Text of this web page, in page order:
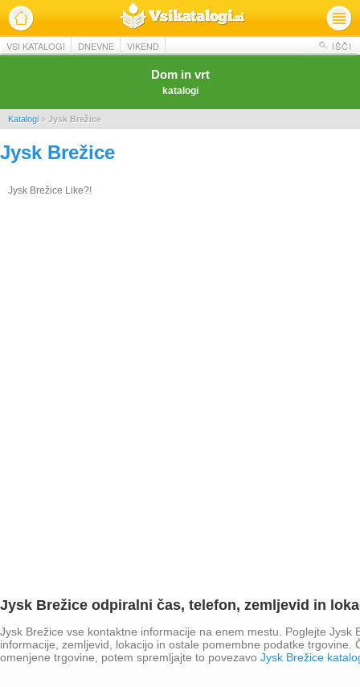
VSI KATALOGI DNEVNE VIKEND IŠČI
Dom in vrt
katalogi
Katalogi » Jysk Brežice
Jysk Brežice
Jysk Brežice Like?!
Jysk Brežice odpiralni čas, telefon, zemljevid in
Jysk Brežice vse kontaktne informacije na enem mestu. Poglejte Jysk
informacije, zemljevid, lokacijo in ostale pomembne podatke trgovine.
omenjene trgovine, potem spremljajte to povezavo Jysk Brežice